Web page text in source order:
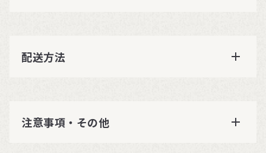
配送方法
注意事項・その他